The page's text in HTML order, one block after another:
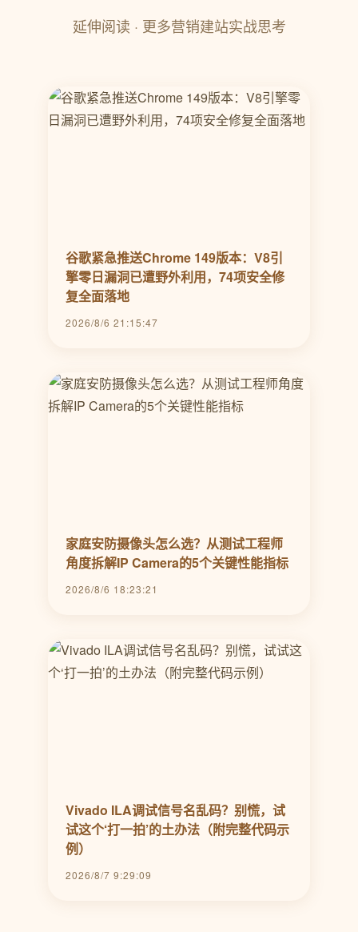
延伸阅读 · 更多营销建站实战思考
谷歌紧急推送Chrome 149版本：V8引
擎零日漏洞已遭野外利用，74项安全修
复全面落地
2026/8/6 21:15:47
家庭安防摄像头怎么选？从测试工程师
角度拆解IP Camera的5个关键性能指标
2026/8/6 18:23:21
Vivado ILA调试信号名乱码？别慌，试
试这个‘打一拍’的土办法（附完整代码示
例）
2026/8/7 9:29:09